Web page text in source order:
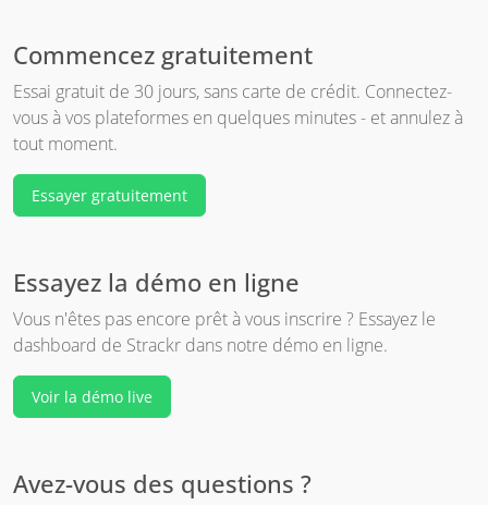
Commencez gratuitement
Essai gratuit de 30 jours, sans carte de crédit. Connectez-
vous à vos plateformes en quelques minutes - et annulez à
tout moment.
Essayer gratuitement
Essayez la démo en ligne
Vous n'êtes pas encore prêt à vous inscrire ? Essayez le
dashboard de Strackr dans notre démo en ligne.
Voir la démo live
Avez-vous des questions ?